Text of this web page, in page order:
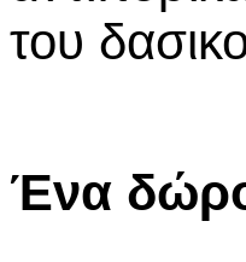
του
Ένα δώρο